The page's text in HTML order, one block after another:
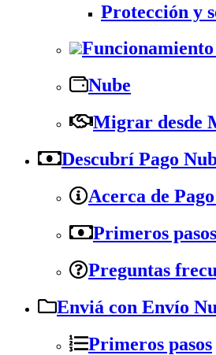
Protección y
Nube
Migrar desde
Descubrí Pago
Acerca de
Primeros pasos
Preguntas
Enviá con Envío
Primeros pasos